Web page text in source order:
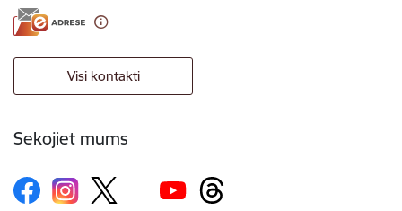
Visi kontakti
Sekojiet mums